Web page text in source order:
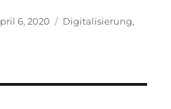
6, 2020 Kategorien
Digitalisierung,